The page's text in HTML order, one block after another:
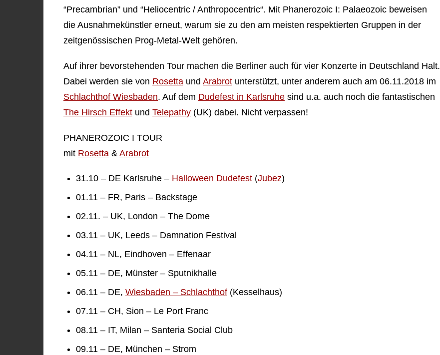
“Precambrian” und “Heliocentric / Anthropocentric“. Mit Phanerozoic I: Palaeozoic beweisen
die Ausnahmekünstler erneut, warum sie zu den am meisten respektierten Gruppen in der
zeitgenössischen Prog-Metal-Welt gehören.
Auf ihrer bevorstehenden Tour machen die Berliner auch für vier Konzerte in Deutschland Halt.
Dabei werden sie von Rosetta und Arabrot unterstützt, unter anderem auch am 06.11.2018 im
Schlachthof Wiesbaden. Auf dem Dudefest in Karlsruhe sind u.a. auch noch die fantastischen
The Hirsch Effekt und Telepathy (UK) dabei. Nicht verpassen!
PHANEROZOIC I TOUR
mit Rosetta & Arabrot
31.10 – DE Karlsruhe – Halloween Dudefest (Jubez)
01.11 – FR, Paris – Backstage
02.11. – UK, London – The Dome
03.11 – UK, Leeds – Damnation Festival
04.11 – NL, Eindhoven – Effenaar
05.11 – DE, Münster – Sputnikhalle
06.11 – DE, Wiesbaden – Schlachthof (Kesselhaus)
07.11 – CH, Sion – Le Port Franc
08.11 – IT, Milan – Santeria Social Club
09.11 – DE, München – Strom